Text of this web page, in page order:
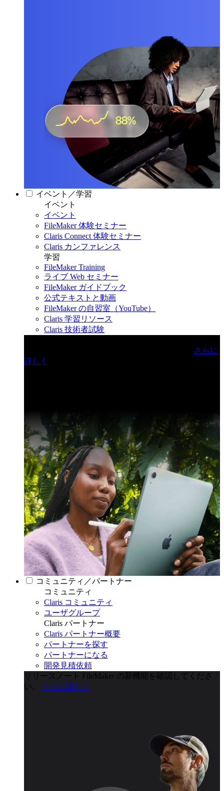
イベント／学習
イベント
イベント
FileMaker 体験セミナー
Claris Connect 体験セミナー
Claris カンファレンス
学習
FileMaker Training
ライブ Web セミナー
FileMaker ガイドブック
公式テキストと動画
FileMaker の自習室（YouTube）
Claris 学習リソース
Claris 技術者試験
さらに
詳しく
コミュニティ／パートナー
コミュニティ
Claris コミュニティ
ユーザグループ
Claris パートナー
Claris パートナー概要
パートナーを探す
パートナーになる
開発見積依頼
リリースノート
FileMaker の新機能を確認してくださ
い。
さらに詳しく